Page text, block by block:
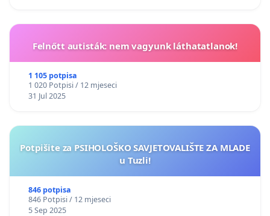
Felnőtt autisták: nem vagyunk láthatatlanok!
1 105 potpisa
1 020 Potpisi / 12 mjeseci
31 Jul 2025
Potpišite za PSIHOLOŠKO SAVJETOVALIŠTE ZA MLADE
u Tuzli!
846 potpisa
846 Potpisi / 12 mjeseci
5 Sep 2025